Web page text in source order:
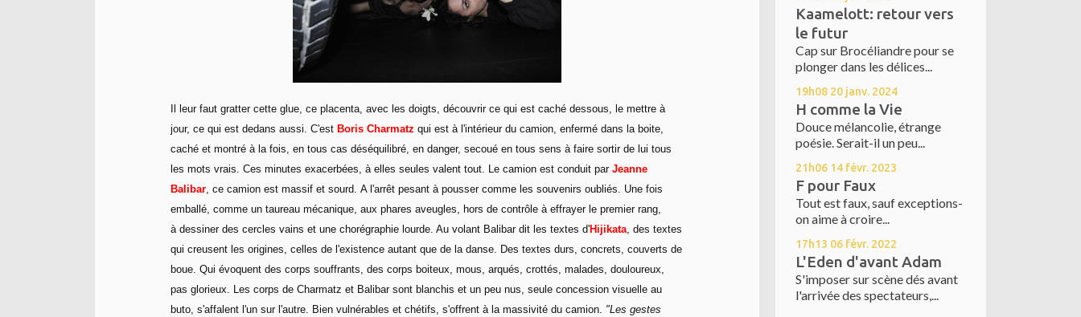
Il leur faut gratter cette glue, ce placenta, avec les doigts, découvrir ce qui est caché dessous, le mettre à
jour, ce qui est dedans aussi. C'est Boris Charmatz qui est à l'intérieur du camion, enfermé dans la boite,
caché et montré à la fois, en tous cas déséquilibré, en danger, secoué en tous sens à faire sortir de lui tous
les mots vrais. Ces minutes exacerbées, à elles seules valent tout. Le camion est conduit par Jeanne
Balibar, ce camion est massif et sourd. A l'arrêt pesant à pousser comme les souvenirs oubliés. Une fois
emballé, comme un taureau mécanique, aux phares aveugles, hors de contrôle à effrayer le premier rang,
à dessiner des cercles vains et une chorégraphie lourde. Au volant Balibar dit les textes d'Hijikata, des textes
qui creusent les origines, celles de l'existence autant que de la danse. Des textes durs, concrets, couverts de
boue. Qui évoquent des corps souffrants, des corps boiteux, mous, arqués, crottés, malades, douloureux,
pas glorieux. Les corps de Charmatz et Balibar sont blanchis et un peu nus, seule concession visuelle au
buto, s'affalent l'un sur l'autre. Bien vulnérables et chétifs, s'offrent à la massivité du camion. "Les gestes
Kaamelott: retour vers
le futur
Cap sur Brocéliandre pour se
plonger dans les délices...
19h08 20 janv. 2024
H comme la Vie
Douce mélancolie, étrange
poésie. Serait-il un peu...
21h06 14 févr. 2023
F pour Faux
Tout est faux, sauf exceptions-
on aime à croire...
17h13 06 févr. 2022
L'Eden d'avant Adam
S'imposer sur scène dés avant
l'arrivée des spectateurs,...